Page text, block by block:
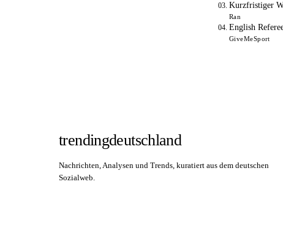
Kurzfristiger
Ran
English
GiveMeSport
trendingdeutschland
Nachrichten, Analysen und Trends, kuratiert aus dem deutschen
Sozialweb.